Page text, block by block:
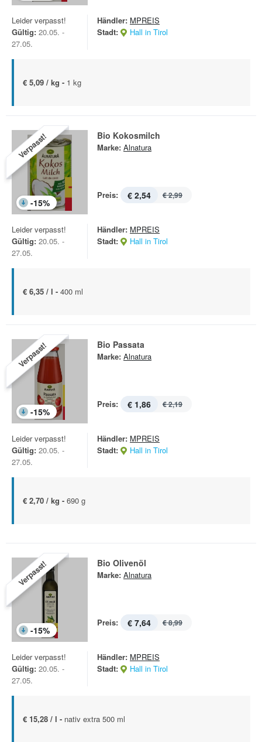
Leider verpasst!
Gültig: 20.05. -
27.05.
Händler: MPREIS
Stadt:
Hall in Tirol
€ 5,09 / kg - 1 kg
Verpasst!
-15%
Bio Kokosmilch
Marke: Alnatura
Preis: € 2,54 € 2,99
Leider verpasst!
Gültig: 20.05. -
27.05.
Händler: MPREIS
Stadt:
Hall in Tirol
€ 6,35 / l - 400 ml
Verpasst!
-15%
Bio Passata
Marke: Alnatura
Preis: € 1,86 € 2,19
Leider verpasst!
Gültig: 20.05. -
27.05.
Händler: MPREIS
Stadt:
Hall in Tirol
€ 2,70 / kg - 690 g
Verpasst!
-15%
Bio Olivenöl
Marke: Alnatura
Preis: € 7,64 € 8,99
Leider verpasst!
Gültig: 20.05. -
27.05.
Händler: MPREIS
Stadt:
Hall in Tirol
€ 15,28 / l - nativ extra 500 ml